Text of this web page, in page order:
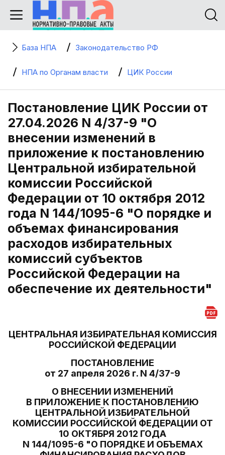
База НПА Законодательство РФ
НПА по Органам власти ЦИК России
Постановление ЦИК России от
27.04.2026 N 4/37-9 "О
внесении изменений в
приложение к постановлению
Центральной избирательной
комиссии Российской
Федерации от 10 октября 2012
года N 144/1095-6 "О порядке и
объемах финансирования
расходов избирательных
комиссий субъектов
Российской Федерации на
обеспечение их деятельности"
ЦЕНТРАЛЬНАЯ ИЗБИРАТЕЛЬНАЯ КОМИССИЯ
РОССИЙСКОЙ ФЕДЕРАЦИИ
ПОСТАНОВЛЕНИЕ
от 27 апреля 2026 г. N 4/37-9
О ВНЕСЕНИИ ИЗМЕНЕНИЙ
В ПРИЛОЖЕНИЕ К ПОСТАНОВЛЕНИЮ
ЦЕНТРАЛЬНОЙ ИЗБИРАТЕЛЬНОЙ
КОМИССИИ РОССИЙСКОЙ ФЕДЕРАЦИИ ОТ
10 ОКТЯБРЯ 2012 ГОДА
N 144/1095-6 "О ПОРЯДКЕ И ОБЪЕМАХ